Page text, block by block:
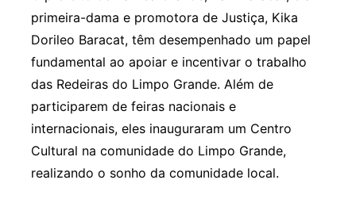
primeira-dama e promotora de Justiça, Kika
Dorileo Baracat, têm desempenhado um papel
fundamental ao apoiar e incentivar o trabalho
das Redeiras do Limpo Grande. Além de
participarem de feiras nacionais e
internacionais, eles inauguraram um Centro
Cultural na comunidade do Limpo Grande,
realizando o sonho da comunidade local.